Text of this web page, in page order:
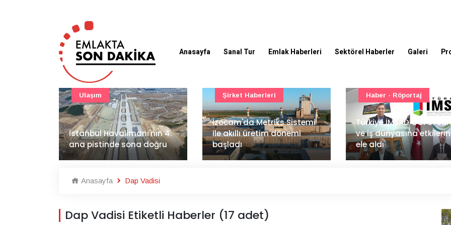
Anasayfa Sanal Tur Emlak Haberleri Sektörel Haberler Galeri
İzocam'da Metriks Sistemi
ile akıllı üretim dönemi
başladı
Şirket Haberleri
Türkiye İMSAD COP31 süreci
ve iş dünyasına etkilerini
ele aldı
Haber - Röportaj
TOKİ'den 51 şehirde 540
gayrimenkul
TOKİ - Emlak Konut GYO
Anasayfa Dap Vadisi
Dap Vadisi Etiketli Haberler (17 adet)